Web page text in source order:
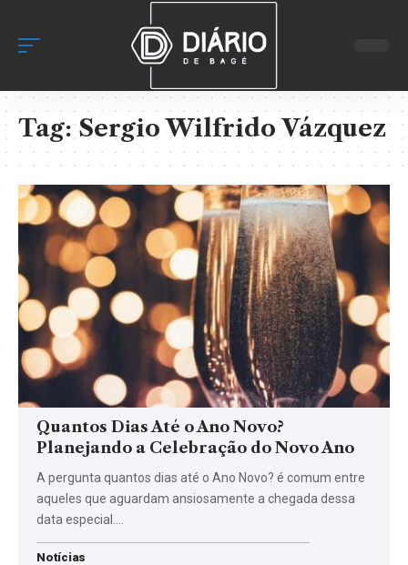
Tag:Sergio Wilfrido Vázquez
Quantos Dias Até o Ano Novo?
Planejando a Celebração do Novo Ano
A pergunta quantos dias até o Ano Novo? é comum entre
aqueles que aguardam ansiosamente a chegada dessa
data especial.…
Notícias